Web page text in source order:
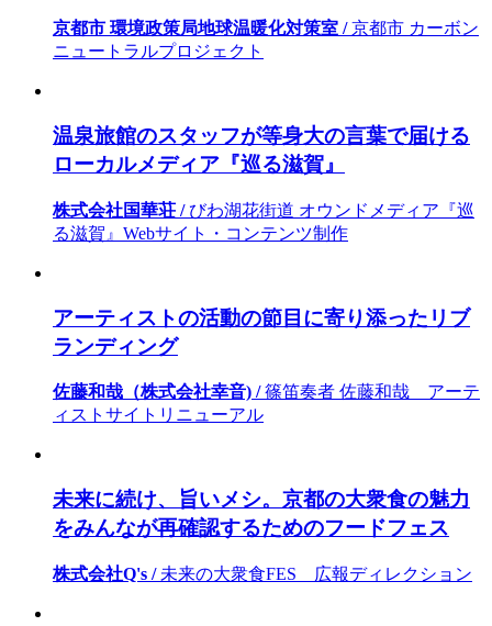
京都市 環境政策局地球温暖化対策室 /京都市 カーボン
ニュートラルプロジェクト
温泉旅館のスタッフが等身大の言葉で届ける
ローカルメディア『巡る滋賀』
株式会社国華荘 / びわ湖花街道 オウンドメディア『巡
る滋賀』Webサイト・コンテンツ制作
アーティストの活動の節目に寄り添ったリブ
ランディング
佐藤和哉（株式会社幸音) /篠笛奏者 佐藤和哉 アーテ
ィストサイトリニューアル
未来に続け、旨いメシ。京都の大衆食の魅力
をみんなが再確認するためのフードフェス
株式会社Q's / 未来の大衆食FES 広報ディレクション